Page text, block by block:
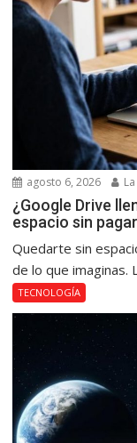
agosto 6, 2026
¿Google Drive
espacio sin
Quedarte sin
de lo que imaginas.
TECNOLOGÍA